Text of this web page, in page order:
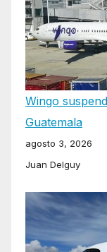
Wingo
Guatemala
agosto 3, 2026
Juan Delguy